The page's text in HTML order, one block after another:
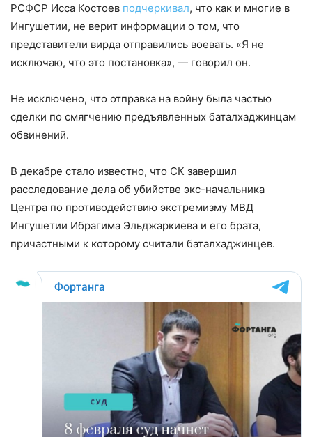
РСФСР Исса Костоев подчеркивал, что как и многие в
Ингушетии, не верит информации о том, что
представители вирда отправились воевать. «Я не
исключаю, что это постановка», — говорил он.
Не исключено, что отправка на войну была частью
сделки по смягчению предъявленных баталхаджинцам
обвинений.
В декабре стало известно, что СК завершил
расследование дела об убийстве экс-начальника
Центра по противодействию экстремизму МВД
Ингушетии Ибрагима Эльджаркиева и его брата,
причастными к которому считали баталхаджинцев.